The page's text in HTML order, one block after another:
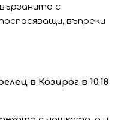
с
въпреки
в Козирог в 10.18